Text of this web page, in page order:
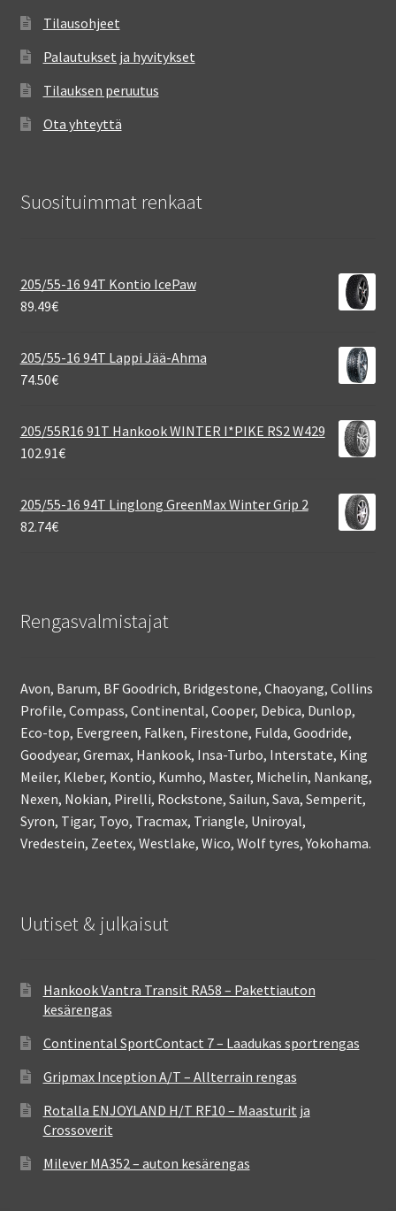
Tilausohjeet
Palautukset ja hyvitykset
Tilauksen peruutus
Ota yhteyttä
Suosituimmat renkaat
205/55-16 94T Kontio IcePaw
89.49€
205/55-16 94T Lappi Jää-Ahma
74.50€
205/55R16 91T Hankook WINTER I*PIKE RS2 W429
102.91€
205/55-16 94T Linglong GreenMax Winter Grip 2
82.74€
Rengasvalmistajat
Avon, Barum, BF Goodrich, Bridgestone, Chaoyang, Collins
Profile, Compass, Continental, Cooper, Debica, Dunlop,
Eco-top, Evergreen, Falken, Firestone, Fulda, Goodride,
Goodyear, Gremax, Hankook, Insa-Turbo, Interstate, King
Meiler, Kleber, Kontio, Kumho, Master, Michelin, Nankang,
Nexen, Nokian, Pirelli, Rockstone, Sailun, Sava, Semperit,
Syron, Tigar, Toyo, Tracmax, Triangle, Uniroyal,
Vredestein, Zeetex, Westlake, Wico, Wolf tyres, Yokohama.
Uutiset & julkaisut
Hankook Vantra Transit RA58 – Pakettiauton
kesärengas
Continental SportContact 7 – Laadukas sportrengas
Gripmax Inception A/T – Allterrain rengas
Rotalla ENJOYLAND H/T RF10 – Maasturit ja
Crossoverit
Milever MA352 – auton kesärengas